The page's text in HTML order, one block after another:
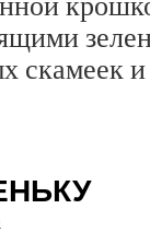
скамеек